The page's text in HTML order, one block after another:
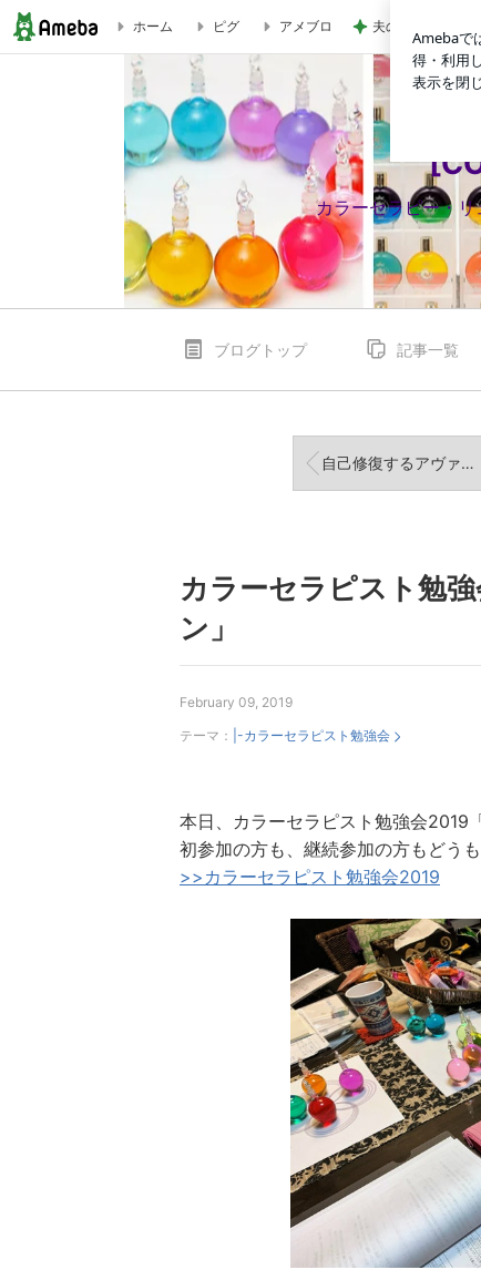
カラーセラピスト勉強会2019「レッド＆グリーン」 |
ホーム ピグ アメブロ 夫の借金発覚と身
カラーセラピー・
ブログトップ 記事一覧
自己修復するアヴァターラ
カラーセラピスト勉
ン」
February 09, 2019
テーマ： |-カラーセラピスト勉強会
本日、カラーセラピスト勉強会2019
初参加の方も、継続参加の方もどう
>>カラーセラピスト勉強会2019